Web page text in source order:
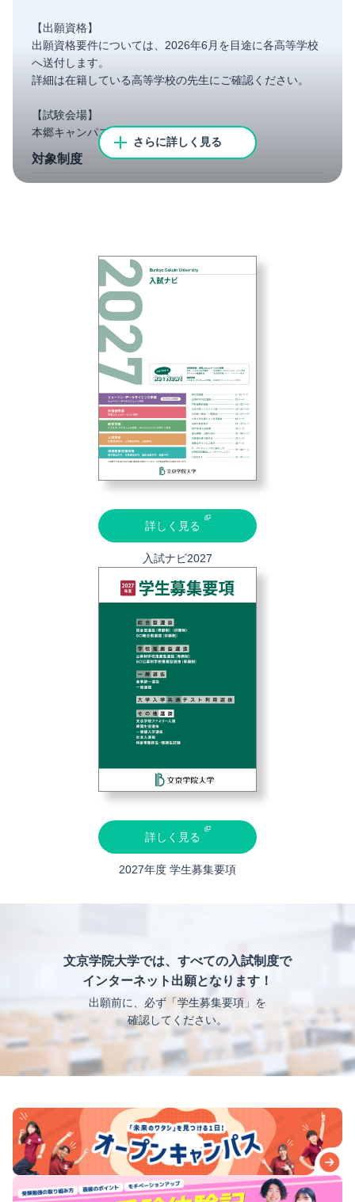
【出願資格】
出願資格要件については、2026年6月を目途に各高等学校
へ送付します。
詳細は在籍している高等学校の先生にご確認ください。
【試験会場】
本郷キャンパス
対象制度
さらに詳しく見る
詳しく見る
入試ナビ2027
詳しく見る
2027年度 学生募集要項
文京学院大学では、すべての入試制度で
インターネット出願となります！
出願前に、必ず「学生募集要項」を
確認してください。